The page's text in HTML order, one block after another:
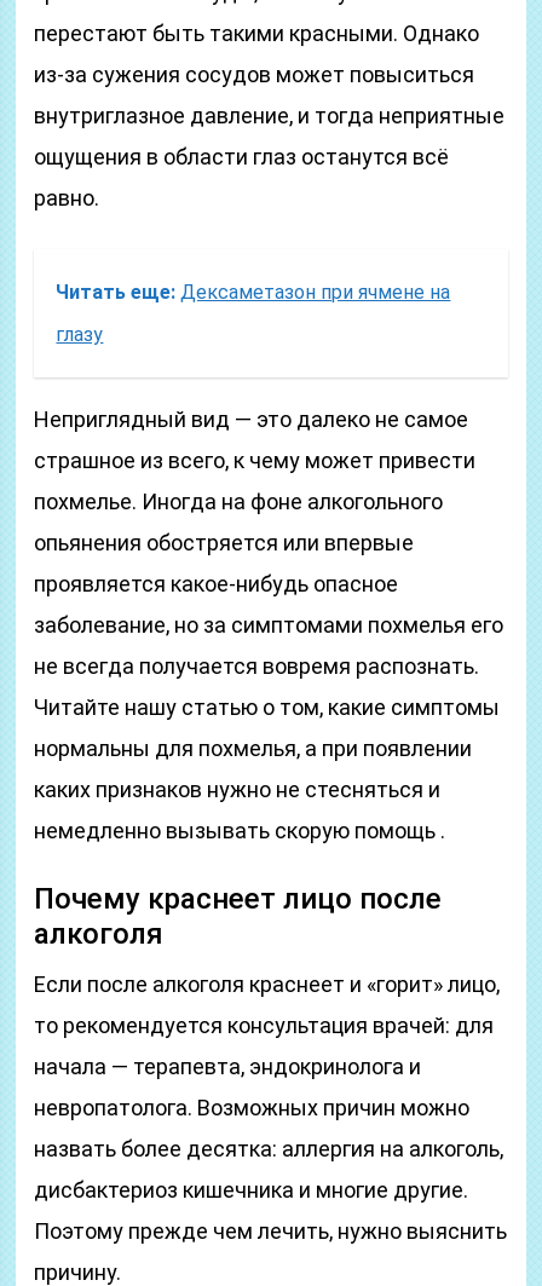
перестают быть такими красными. Однако
из-за сужения сосудов может повыситься
внутриглазное давление, и тогда неприятные
ощущения в области глаз останутся всё
равно.
Читать еще: Дексаметазон при ячмене на
глазу
Неприглядный вид — это далеко не самое
страшное из всего, к чему может привести
похмелье. Иногда на фоне алкогольного
опьянения обостряется или впервые
проявляется какое-нибудь опасное
заболевание, но за симптомами похмелья его
не всегда получается вовремя распознать.
Читайте нашу статью о том, какие симптомы
нормальны для похмелья, а при появлении
каких признаков нужно не стесняться и
немедленно вызывать скорую помощь .
Почему краснеет лицо после
алкоголя
Если после алкоголя краснеет и «горит» лицо,
то рекомендуется консультация врачей: для
начала — терапевта, эндокринолога и
невропатолога. Возможных причин можно
назвать более десятка: аллергия на алкоголь,
дисбактериоз кишечника и многие другие.
Поэтому прежде чем лечить, нужно выяснить
причину.